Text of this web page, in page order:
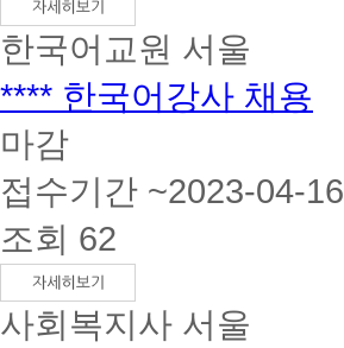
한국어교원 서울
**** 한국어강사 채용
마감
접수기간 ~2023-04-16
조회 62
사회복지사 서울